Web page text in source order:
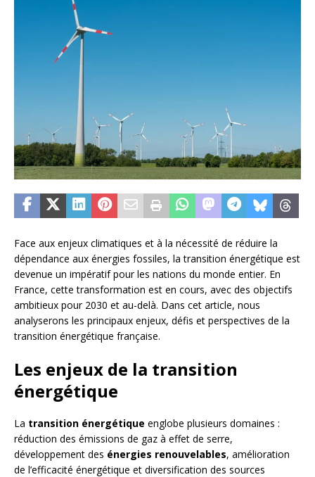
Face aux enjeux climatiques et à la nécessité de réduire la
dépendance aux énergies fossiles, la transition énergétique est
devenue un impératif pour les nations du monde entier. En
France, cette transformation est en cours, avec des objectifs
ambitieux pour 2030 et au-delà. Dans cet article, nous
analyserons les principaux enjeux, défis et perspectives de la
transition énergétique française.
Les enjeux de la transition
énergétique
La transition énergétique englobe plusieurs domaines :
réduction des émissions de gaz à effet de serre,
développement des énergies renouvelables, amélioration
de l’efficacité énergétique et diversification des sources